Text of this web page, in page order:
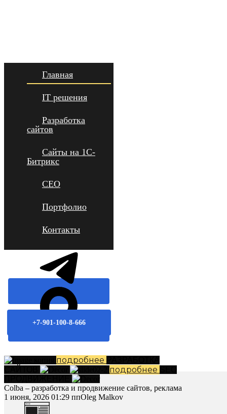
Главная
IT решения
Разработка
сайтов
Сайты на 1С-
Битрикс
СЕО
Портфолио
Контакты
+7-901-100-8-666
подробнее
подробнее
Colba – разработка и продвижение сайтов, реклама
1 июня, 2026 01:29 ппOleg Malkov